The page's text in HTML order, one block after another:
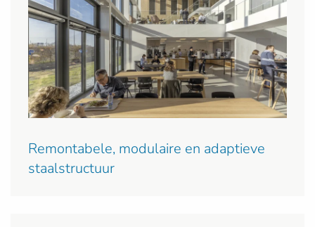
Remontabele, modulaire en adaptieve
staalstructuur